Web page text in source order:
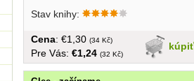
Stav knihy:
kúpiť
Cena: €1,30 (34 Kč)
Pre Vás: €1,24 (32 Kč)